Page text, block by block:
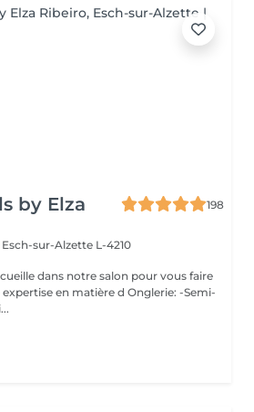
by Elza
198
Esch-sur-Alzette L-4210
dans notre salon pour vous faire
en matière d Onglerie: -Semi-